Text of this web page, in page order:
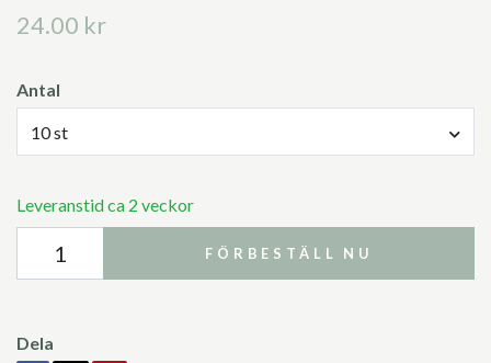
24.00 kr
Antal
10 st
Leveranstid ca 2 veckor
FÖRBESTÄLL NU
Dela